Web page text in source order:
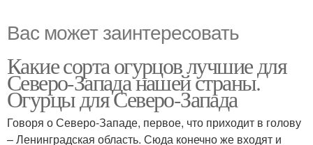
Вас может заинтересовать
Какие сорта огурцов лучшие для
Северо-Запада нашей страны.
Огурцы для Северо-Запада
Говоря о Северо-Западе, первое, что приходит в голову
– Ленинградская область. Сюда конечно же входят и